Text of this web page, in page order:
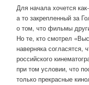
Для начала хочется
а то закрепленный за
о том, что фильмы
Но те, кто смотрел
наверняка согласятся,
российского
при том условии, что
только прекрасные